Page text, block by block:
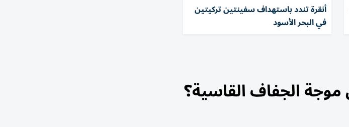
أنقرة تندد باستهداف سفينتين تركيتين
في البحر الأسود
موجة الجفاف القاسية؟